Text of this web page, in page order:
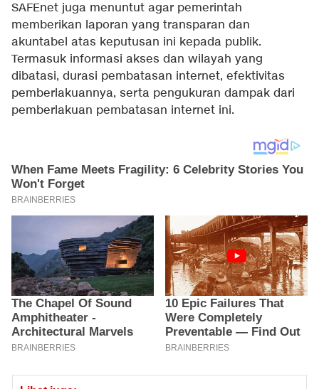
SAFEnet juga menuntut agar pemerintah
memberikan laporan yang transparan dan
akuntabel atas keputusan ini kepada publik.
Termasuk informasi akses dan wilayah yang
dibatasi, durasi pembatasan internet, efektivitas
pemberlakuannya, serta pengukuran dampak dari
pemberlakuan pembatasan internet ini.